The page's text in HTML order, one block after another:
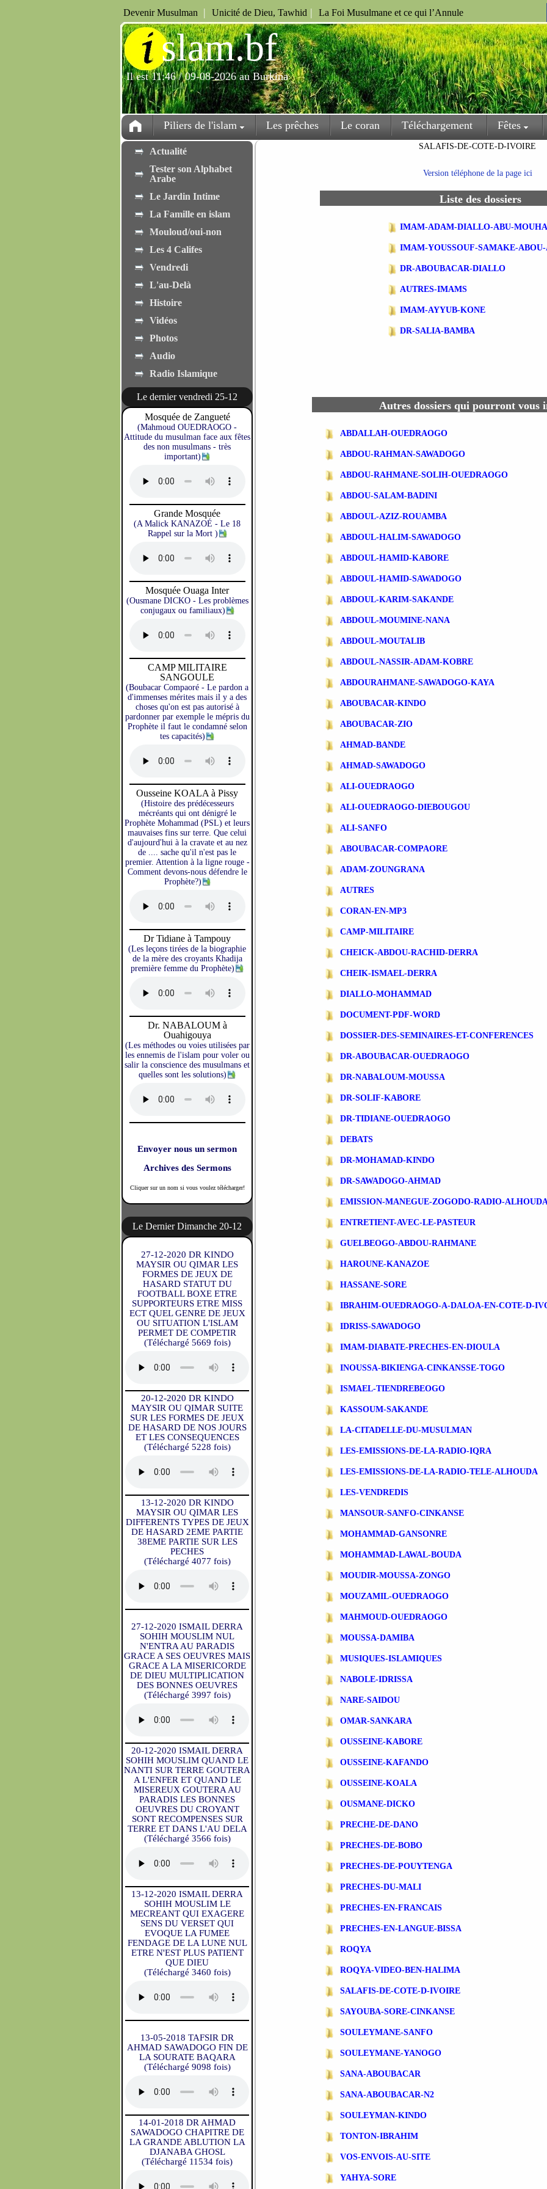
Devenir Musulman | Unicité de Dieu, Tawhid | La Foi Musulmane et ce qui l’Annule
islam.bf
Il est 11:46 / 09-08-2026 au Burkina
Piliers de l'islam Les prêches Le coran Téléchargement Fêtes
Actualité
Tester son Alphabet
Arabe
Le Jardin Intime
La Famille en islam
Mouloud/oui-non
Les 4 Califes
Vendredi
L'au-Delà
Histoire
Vidéos
Photos
Audio
Radio Islamique
Le dernier vendredi 25-12
Mosquée de Zangueté
(Mahmoud OUEDRAOGO -
Attitude du musulman face aux fêtes
des non musulmans - très
important)
Grande Mosquée
(A Malick KANAZOÉ - Le 18
Rappel sur la Mort )
Mosquée Ouaga Inter
(Ousmane DICKO - Les problèmes
conjugaux ou familiaux)
CAMP MILITAIRE
SANGOULE
(Boubacar Compaoré - Le pardon a
d'immenses mérites mais il y a des
choses qu'on est pas autorisé à
pardonner par exemple le mépris du
Prophète il faut le condamné selon
tes capacités)
Ousseine KOALA à Pissy
(Histoire des prédécesseurs
mécréants qui ont dénigré le
Prophète Mohammad (PSL) et leurs
mauvaises fins sur terre. Que celui
d'aujourd'hui à la cravate et au nez
de .... sache qu'il n'est pas le
premier. Attention à la ligne rouge -
Comment devons-nous défendre le
Prophète?)
Dr Tidiane à Tampouy
(Les leçons tirées de la biographie
de la mère des croyants Khadija
première femme du Prophète)
Dr. NABALOUM à
Ouahigouya
(Les méthodes ou voies utilisées par
les ennemis de l'islam pour voler ou
salir la conscience des musulmans et
quelles sont les solutions)
Envoyer nous un sermon
Archives des Sermons
Cliquer sur un nom si vous voulez télécharger!
Le Dernier Dimanche 20-12
27-12-2020 DR KINDO
MAYSIR OU QIMAR LES
FORMES DE JEUX DE
HASARD STATUT DU
FOOTBALL BOXE ETRE
SUPPORTEURS ETRE MISS
ECT QUEL GENRE DE JEUX
OU SITUATION L'ISLAM
PERMET DE COMPETIR
(Téléchargé 5669 fois)
20-12-2020 DR KINDO
MAYSIR OU QIMAR SUITE
SUR LES FORMES DE JEUX
DE HASARD DE NOS JOURS
ET LES CONSEQUENCES
(Téléchargé 5228 fois)
13-12-2020 DR KINDO
MAYSIR OU QIMAR LES
DIFFERENTS TYPES DE JEUX
DE HASARD 2EME PARTIE
38EME PARTIE SUR LES
PECHES
(Téléchargé 4077 fois)
27-12-2020 ISMAIL DERRA
SOHIH MOUSLIM NUL
N'ENTRA AU PARADIS
GRACE A SES OEUVRES MAIS
GRACE A LA MISERICORDE
DE DIEU MULTIPLICATION
DES BONNES OEUVRES
(Téléchargé 3997 fois)
20-12-2020 ISMAIL DERRA
SOHIH MOUSLIM QUAND LE
NANTI SUR TERRE GOUTERA
A L'ENFER ET QUAND LE
MISEREUX GOUTERA AU
PARADIS LES BONNES
OEUVRES DU CROYANT
SONT RECOMPENSES SUR
TERRE ET DANS L'AU DELA
(Téléchargé 3566 fois)
13-12-2020 ISMAIL DERRA
SOHIH MOUSLIM LE
MECREANT QUI EXAGERE
SENS DU VERSET QUI
EVOQUE LA FUMEE
FENDAGE DE LA LUNE NUL
ETRE N'EST PLUS PATIENT
QUE DIEU
(Téléchargé 3460 fois)
13-05-2018 TAFSIR DR
AHMAD SAWADOGO FIN DE
LA SOURATE BAQARA
(Téléchargé 9098 fois)
14-01-2018 DR AHMAD
SAWADOGO CHAPITRE DE
LA GRANDE ABLUTION LA
DJANABA GHOSL
(Téléchargé 11534 fois)
SALAFIS-DE-COTE-D-IVOIRE
Version téléphone de la page ici
Liste des dossiers
IMAM-ADAM-DIALLO-ABU-
IMAM-YOUSSOUF-SAMAKE-
DR-ABOUBACAR-DIALLO
AUTRES-IMAMS
IMAM-AYYUB-KONE
DR-SALIA-BAMBA
Autres dossiers qui pourront vous
ABDALLAH-OUEDRAOGO
ABDOU-RAHMAN-SAWADOGO
ABDOU-RAHMANE-SOLIH-OUEDRAOGO
ABDOU-SALAM-BADINI
ABDOUL-AZIZ-ROUAMBA
ABDOUL-HALIM-SAWADOGO
ABDOUL-HAMID-KABORE
ABDOUL-HAMID-SAWADOGO
ABDOUL-KARIM-SAKANDE
ABDOUL-MOUMINE-NANA
ABDOUL-MOUTALIB
ABDOUL-NASSIR-ADAM-KOBRE
ABDOURAHMANE-SAWADOGO-KAYA
ABOUBACAR-KINDO
ABOUBACAR-ZIO
AHMAD-BANDE
AHMAD-SAWADOGO
ALI-OUEDRAOGO
ALI-OUEDRAOGO-DIEBOUGOU
ALI-SANFO
ABOUBACAR-COMPAORE
ADAM-ZOUNGRANA
AUTRES
CORAN-EN-MP3
CAMP-MILITAIRE
CHEICK-ABDOU-RACHID-DERRA
CHEIK-ISMAEL-DERRA
DIALLO-MOHAMMAD
DOCUMENT-PDF-WORD
DOSSIER-DES-SEMINAIRES-ET-CONFERENCES
DR-ABOUBACAR-OUEDRAOGO
DR-NABALOUM-MOUSSA
DR-SOLIF-KABORE
DR-TIDIANE-OUEDRAOGO
DEBATS
DR-MOHAMAD-KINDO
DR-SAWADOGO-AHMAD
EMISSION-MANEGUE-ZOGODO-RADIO-
ENTRETIENT-AVEC-LE-PASTEUR
GUELBEOGO-ABDOU-RAHMANE
HAROUNE-KANAZOE
HASSANE-SORE
IBRAHIM-OUEDRAOGO-A-DALOA-EN-COTE-D-
IDRISS-SAWADOGO
IMAM-DIABATE-PRECHES-EN-DIOULA
INOUSSA-BIKIENGA-CINKANSSE-TOGO
ISMAEL-TIENDREBEOGO
KASSOUM-SAKANDE
LA-CITADELLE-DU-MUSULMAN
LES-EMISSIONS-DE-LA-RADIO-IQRA
LES-EMISSIONS-DE-LA-RADIO-TELE-ALHOUDA
LES-VENDREDIS
MANSOUR-SANFO-CINKANSE
MOHAMMAD-GANSONRE
MOHAMMAD-LAWAL-BOUDA
MOUDIR-MOUSSA-ZONGO
MOUZAMIL-OUEDRAOGO
MAHMOUD-OUEDRAOGO
MOUSSA-DAMIBA
MUSIQUES-ISLAMIQUES
NABOLE-IDRISSA
NARE-SAIDOU
OMAR-SANKARA
OUSSEINE-KABORE
OUSSEINE-KAFANDO
OUSSEINE-KOALA
OUSMANE-DICKO
PRECHE-DE-DANO
PRECHES-DE-BOBO
PRECHES-DE-POUYTENGA
PRECHES-DU-MALI
PRECHES-EN-FRANCAIS
PRECHES-EN-LANGUE-BISSA
ROQYA
ROQYA-VIDEO-BEN-HALIMA
SALAFIS-DE-COTE-D-IVOIRE
SAYOUBA-SORE-CINKANSE
SOULEYMANE-SANFO
SOULEYMANE-YANOGO
SANA-ABOUBACAR
SANA-ABOUBACAR-N2
SOULEYMAN-KINDO
TONTON-IBRAHIM
VOS-ENVOIS-AU-SITE
YAHYA-SORE